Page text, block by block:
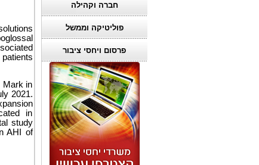
חברה וקהילה
פוליטיקה וממשל
פרסום ויחסי ציבור
Mark in
2021.
in
study
AHI of